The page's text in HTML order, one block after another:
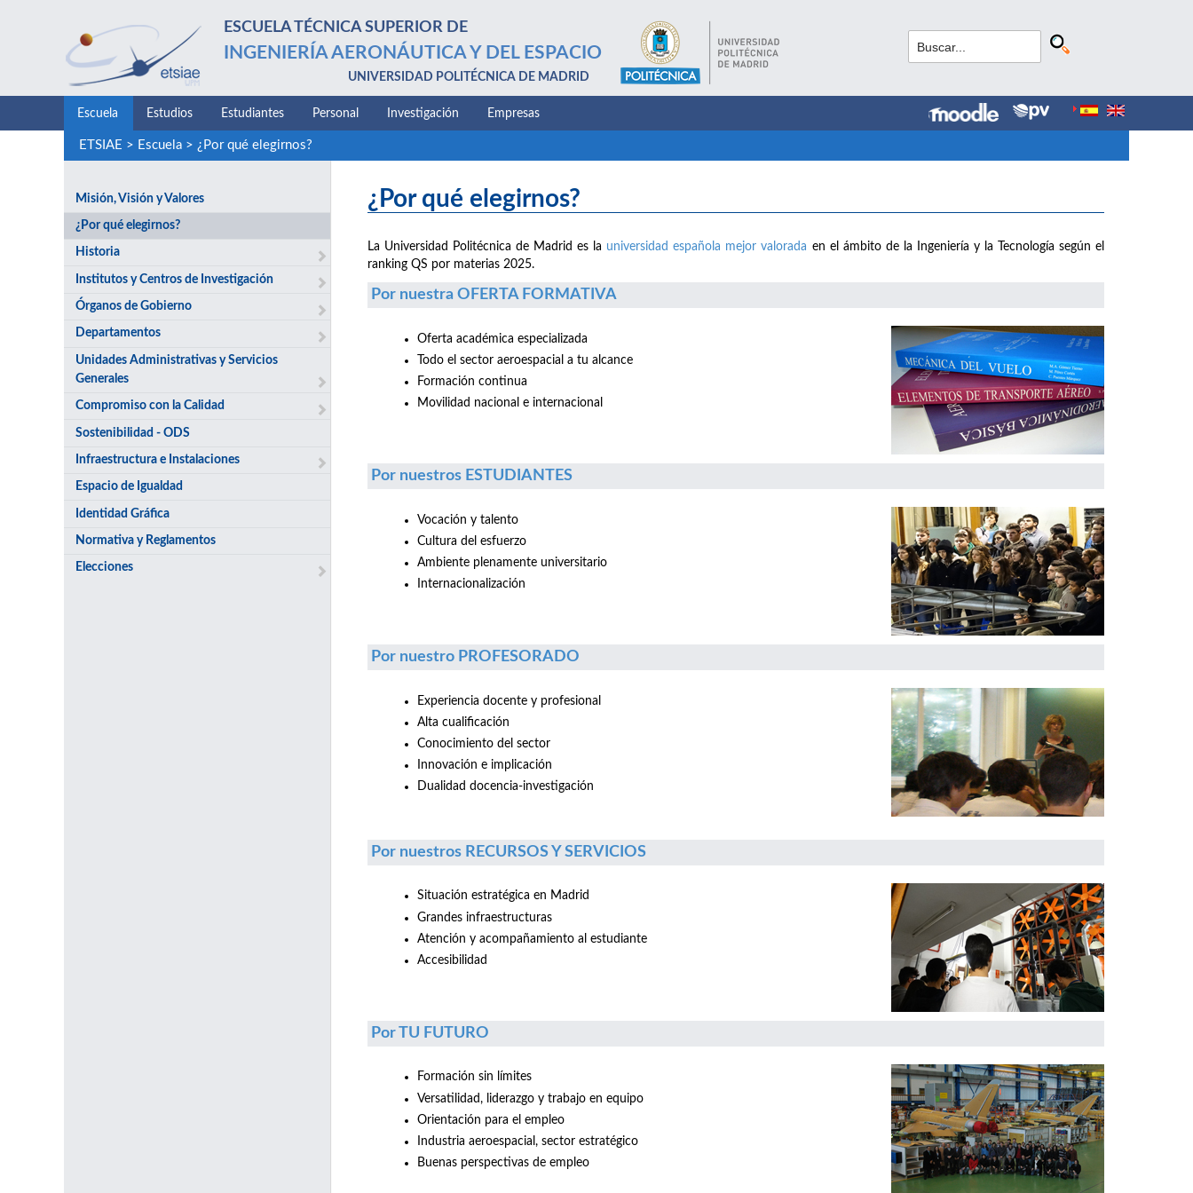
ESCUELA TÉCNICA SUPERIOR DE
INGENIERÍA AERONÁUTICA Y DEL ESPACIO
UNIVERSIDAD POLITÉCNICA DE MADRID
Escuela Estudios Estudiantes Personal Investigación Empresas
ETSIAE > Escuela> ¿Por qué elegirnos?
Misión, Visión y Valores
¿Por qué elegirnos?
Historia
Institutos y Centros de Investigación
Órganos de Gobierno
Departamentos
Unidades Administrativas y Servicios
Generales
Compromiso con la Calidad
Sostenibilidad - ODS
Infraestructura e Instalaciones
Espacio de Igualdad
Identidad Gráfica
Normativa y Reglamentos
Elecciones
¿Por qué elegirnos?
La Universidad Politécnica de Madrid es la universidad española mejor valorada en el ámbito de la Ingeniería y la Tecnología según el
ranking QS por materias 2025.
Por nuestra OFERTA FORMATIVA
Oferta académica especializada
Todo el sector aeroespacial a tu alcance
Formación continua
Movilidad nacional e internacional
Por nuestros ESTUDIANTES
Vocación y talento
Cultura del esfuerzo
Ambiente plenamente universitario
Internacionalización
Por nuestro PROFESORADO
Experiencia docente y profesional
Alta cualificación
Conocimiento del sector
Innovación e implicación
Dualidad docencia-investigación
Por nuestros RECURSOS Y SERVICIOS
Situación estratégica en Madrid
Grandes infraestructuras
Atención y acompañamiento al estudiante
Accesibilidad
Por TU FUTURO
Formación sin límites
Versatilidad, liderazgo y trabajo en equipo
Orientación para el empleo
Industria aeroespacial, sector estratégico
Buenas perspectivas de empleo